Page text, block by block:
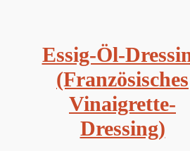
Essig-Öl-
(Französisches
Vinaigrette-
Dressing)